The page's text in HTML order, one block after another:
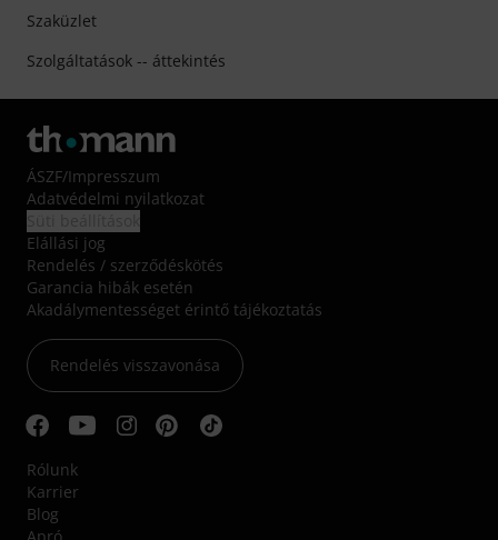
Szaküzlet
Szolgáltatások -- áttekintés
ÁSZF/Impresszum
Adatvédelmi nyilatkozat
Elállási jog
Rendelés / szerződéskötés
Garancia hibák esetén
Akadálymentességet érintő tájékoztatás
Rendelés visszavonása
Rólunk
Karrier
Blog